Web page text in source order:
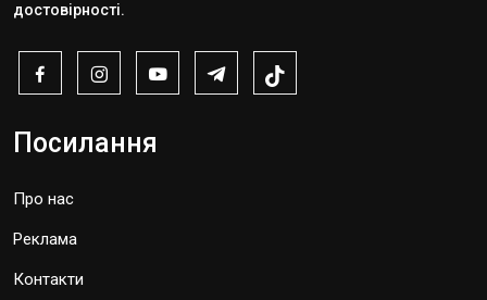
достовірності.
Посилання
Про нас
Реклама
Контакти